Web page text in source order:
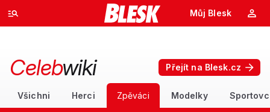
Můj Blesk
Celebwiki Přejít na Blesk.cz
Všichni Herci Zpěváci Modelky